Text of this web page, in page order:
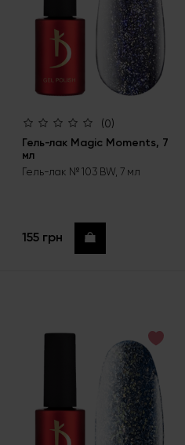
(0)
Гель-лак Magic Moments, 7
мл
Гель-лак № 103 BW, 7 мл
155 грн Купить